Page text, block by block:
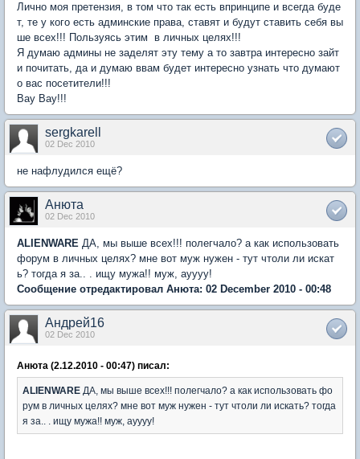
Лично моя претензия, в том что так есть впринципе и всегда буде
т, те у кого есть админские права, ставят и будут ставить себя вы
ше всех!!! Пользуясь этим в личных целях!!!
Я думаю админы не заделят эту тему а то завтра интересно зайт
и почитать, да и думаю ввам будет интересно узнать что думают
о вас посетители!!!
Bay Bay!!!
sergkarell
02 Dec 2010
не нафлудился ещё?
Анюта
02 Dec 2010
ALIENWARE ДА, мы выше всех!!! полегчало? а как использовать
форум в личных целях? мне вот муж нужен - тут чтоли ли искат
ь? тогда я за.. . ищу мужа!! муж, ауууу!
Сообщение отредактировал Анюта: 02 December 2010 - 00:48
Андрей16
02 Dec 2010
Анюта (2.12.2010 - 00:47) писал:
ALIENWARE ДА, мы выше всех!!! полегчало? а как использовать фо
рум в личных целях? мне вот муж нужен - тут чтоли ли искать? тогда
я за.. . ищу мужа!! муж, ауууу!